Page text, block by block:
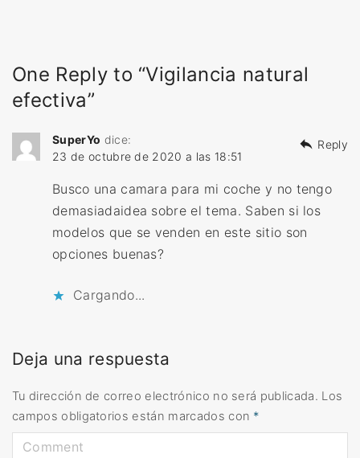
One Reply to “Vigilancia natural
efectiva”
SuperYo dice:
23 de octubre de 2020 a las 18:51
Busco una camara para mi coche y no tengo
demasiadaidea sobre el tema. Saben si los
modelos que se venden en este sitio son
opciones buenas?
Cargando...
Reply
Deja una respuesta
Tu dirección de correo electrónico no será publicada. Los
campos obligatorios están marcados con *